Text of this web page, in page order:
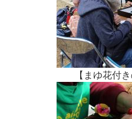
【まゆ花付